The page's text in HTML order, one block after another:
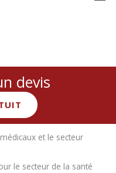
devis
et le secteur
le secteur de la santé